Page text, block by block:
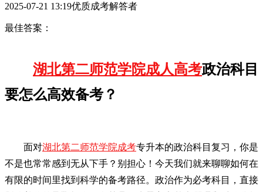
2025-07-21 13:19优质成考解答者
最佳答案：
湖北第二师范学院成人高考政治科目
要怎么高效备考？
面对湖北第二师范学院成考专升本的政治科目复习，你是
不是也常常感到无从下手？别担心！今天我们就来聊聊如何在
有限的时间里找到科学的备考路径。政治作为必考科目，直接